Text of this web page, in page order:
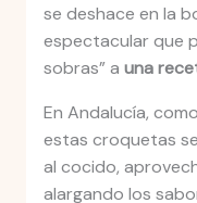
se deshace en la
espectacular que
sobras” a una
En Andalucía,
estas croquetas
al cocido,
alargando los